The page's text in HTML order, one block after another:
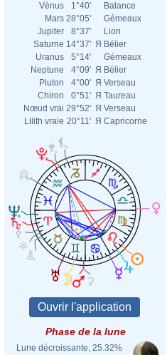
Vénus
1°40'
Balance
Mars 28°05'
Gémeaux
Jupiter
8°37'
Lion
Saturne 14°37' Я Bélier
Uranus
5°14'
Gémeaux
Neptune
4°09' Я Bélier
Pluton
4°00' Я Verseau
Chiron
0°51' Я Taureau
Nœud vrai 29°52' Я Verseau
Lilith vraie 20°11' Я Capricorne
Phase de la lune
Lune décroissante, 25.32%